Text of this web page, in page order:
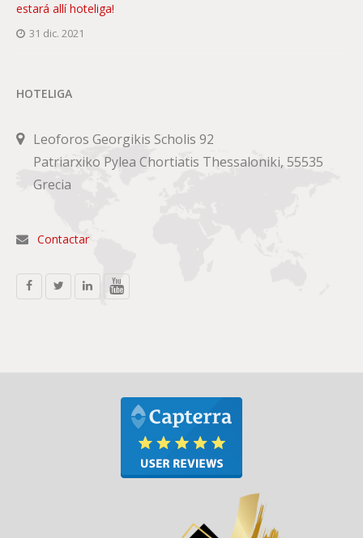
estará allí hoteliga!
31 dic. 2021
HOTELIGA
Leoforos Georgikis Scholis 92
Patriarxiko Pylea Chortiatis Thessaloniki, 55535
Grecia
Contactar